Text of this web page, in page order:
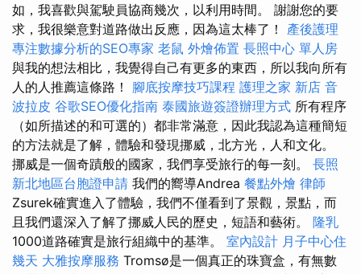
如，我喜歡與駕駛員協商幾次，以利用時間。 謝謝您的要
求，我很樂意對道路做出反應，因為這太棒了！ 產後護理
專注數據分析的SEO專家 老鼠 外燴佈置 長照中心 單人房
與我的想法相比，我覺得自己有更多的東西，所以我向所有
人的人推薦這條路！ 腳底按摩技巧課程 護理之家 新店 音
波拉皮 谷歌SEO優化指南 泰國旅遊簽證辦理方式 所有程序
（如所描述的和可選的）都非常滿意，因此我認為這種簡短
的方法就是了解，體驗和發現挪威，北方光，人和文化。
挪威是一個奇蹟般的國家，我們享受旅行的每一刻。 長照
新北地區台胞證申請 我們的嚮導Andrea 餐點外燴 律師
Zsurek確實進入了體驗，我們不僅看到了景觀，景點，而
且我們還深入了解了挪威人民的歷史，短語和藝術。 隆乳
1000道路確實是旅行組織中的基準。 室內設計 月子中心住
幾天 大雅按摩服務 Tromsø是一個真正的珠寶盒，有無數